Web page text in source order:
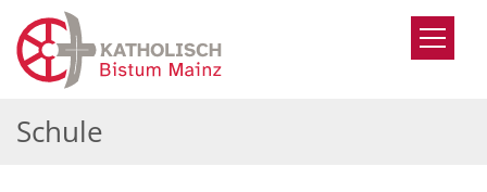
Zum Inhalt springen
Schule